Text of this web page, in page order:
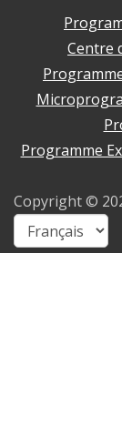
Centre
Programme
Copyright ©